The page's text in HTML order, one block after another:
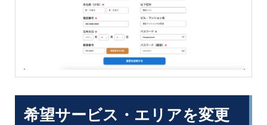
希望サービス・エリアを変更